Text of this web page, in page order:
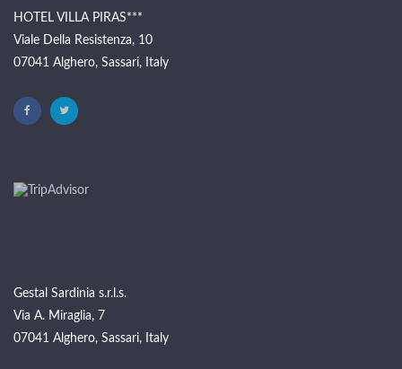
HOTEL VILLA PIRAS***
Viale Della Resistenza, 10
07041 Alghero, Sassari, Italy
Gestal Sardinia s.r.l.s.
Via A. Miraglia, 7
07041 Alghero, Sassari, Italy